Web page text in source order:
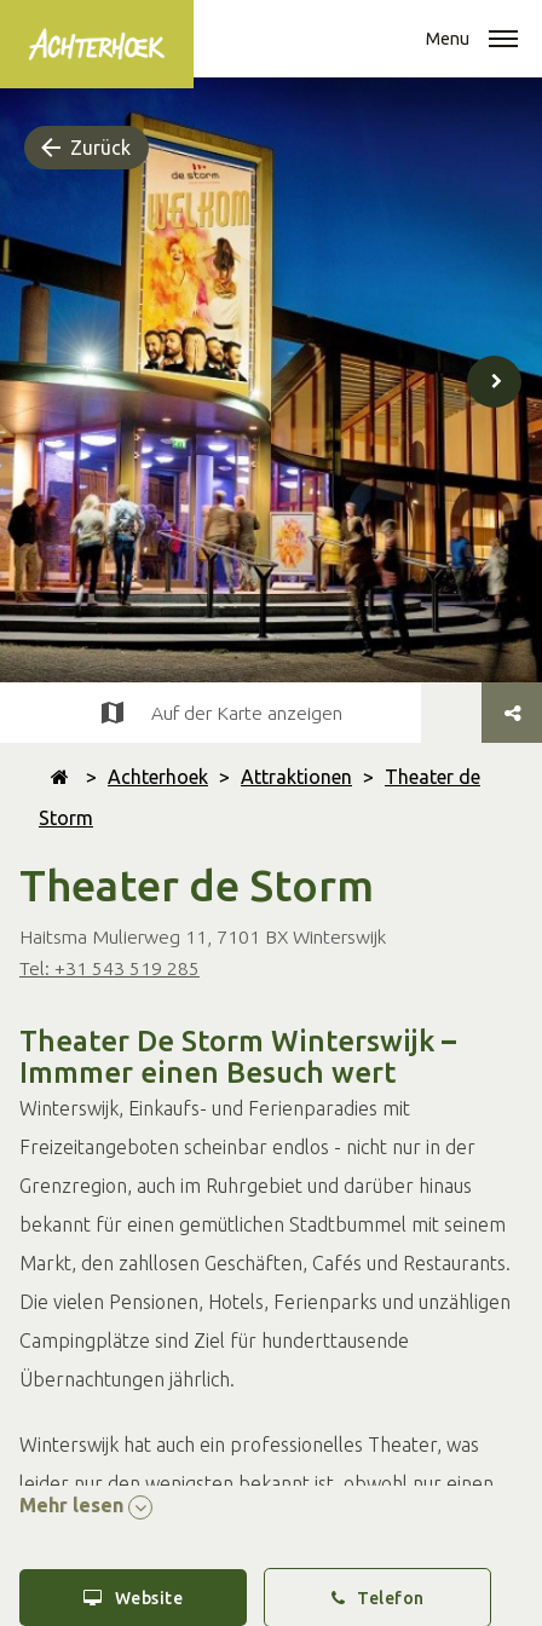
Menu
Zurück
> Achterhoek > Attraktionen >
Theater de
Storm
Theater de Storm
Haitsma Mulierweg 11, 7101 BX Winterswijk
Tel: +31 543 519 285
Auf der Karte anzeigen
Theater De Storm Winterswijk –
Immmer einen Besuch wert
Winterswijk, Einkaufs- und Ferienparadies mit
Freizeitangeboten scheinbar endlos - nicht nur in der
Grenzregion, auch im Ruhrgebiet und darüber hinaus
bekannt für einen gemütlichen Stadtbummel mit seinem
Markt, den zahllosen Geschäften, Cafés und Restaurants.
Die vielen Pensionen, Hotels, Ferienparks und unzähligen
Campingplätze sind Ziel für hunderttausende
Übernachtungen jährlich.
Winterswijk hat auch ein professionelles Theater, was
leider nur den wenigsten bekannt ist, obwohl nur einen
Steinwurf weit vom Zentrum entfernt. Nehmen Sie sich
machen einen Abstecher dorthin. Vorbei an alten Villen
Mehr lesen
Website Telefon